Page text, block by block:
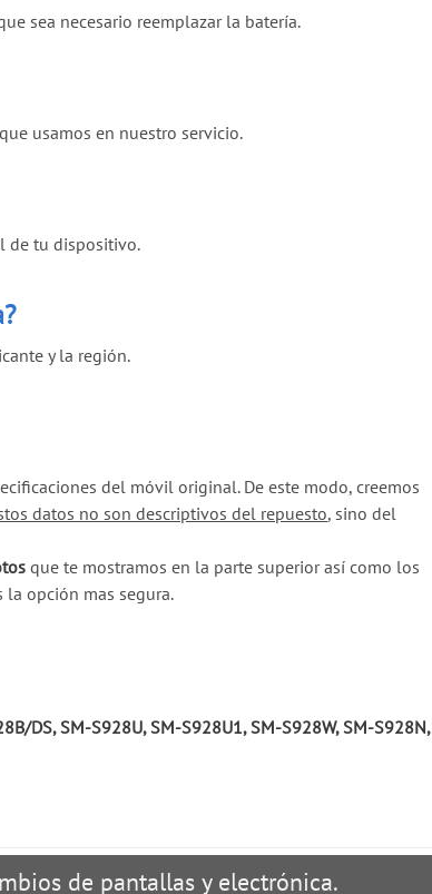
sea necesario reemplazar la batería.
usamos en nuestro servicio.
de tu dispositivo.
y la región.
del móvil original. De este modo, creemos
datos no son descriptivos del repuesto, sino del
que te mostramos en la parte superior así como los
la opción mas segura.
DS, SM-S928U, SM-S928U1, SM-S928W, SM-S928N,
de pantallas y electrónica.